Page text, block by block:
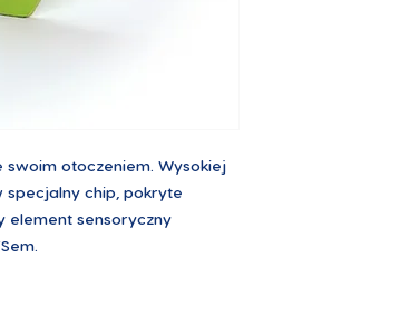
otoczeniem. Wysokiej
specjalny chip, pokryte
element sensoryczny